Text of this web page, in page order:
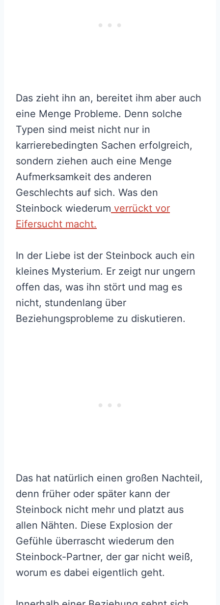
Das zieht ihn an, bereitet ihm aber auch
eine Menge Probleme. Denn solche
Typen sind meist nicht nur in
karrierebedingten Sachen erfolgreich,
sondern ziehen auch eine Menge
Aufmerksamkeit des anderen
Geschlechts auf sich. Was den
Steinbock wiederum verrückt vor
Eifersucht macht.
In der Liebe ist der Steinbock auch ein
kleines Mysterium. Er zeigt nur ungern
offen das, was ihn stört und mag es
nicht, stundenlang über
Beziehungsprobleme zu diskutieren.
Das hat natürlich einen großen Nachteil,
denn früher oder später kann der
Steinbock nicht mehr und platzt aus
allen Nähten. Diese Explosion der
Gefühle überrascht wiederum den
Steinbock-Partner, der gar nicht weiß,
worum es dabei eigentlich geht.